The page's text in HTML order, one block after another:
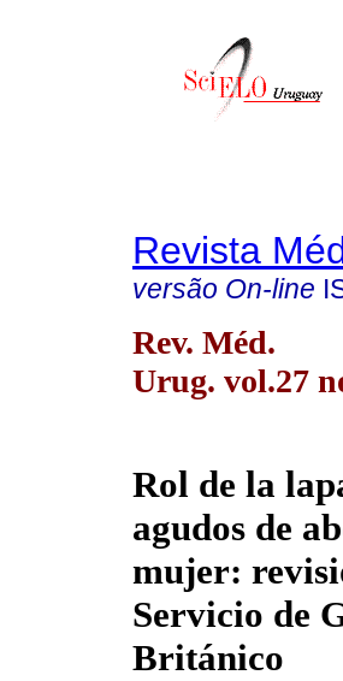
Revista
versão On-line
Rev. Méd.
Urug. vol.27
Rol de la
agudos de
mujer:
Servicio de
Británico